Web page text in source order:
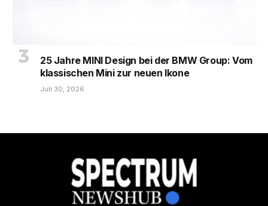
25 Jahre MINI Design bei der BMW Group: Vom
klassischen Mini zur neuen Ikone
Juli 30, 2026